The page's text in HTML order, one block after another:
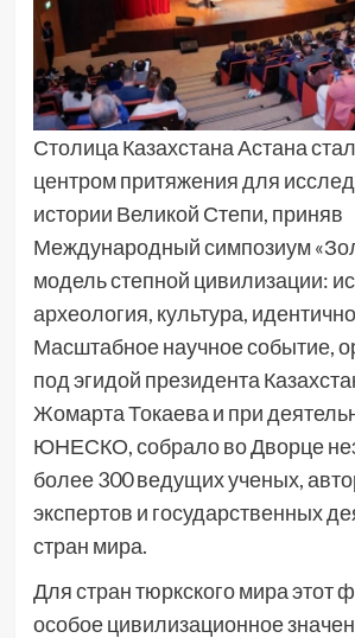
Столица Казахстана Астана
центром притяжения для
истории Великой Степи, приняв
Международный симпозиум
модель степной цивилизации:
археология, культура,
Масштабное научное событие,
под эгидой президента
Жомарта Токаева и при
ЮНЕСКО, собрало во Дворце
более 300 ведущих ученых,
экспертов и государственных
стран мира.
Для стран тюркского мира этот
особое цивилизационное